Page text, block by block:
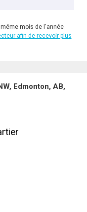
mois de l'année
afin de recevoir plus
Edmonton, AB,